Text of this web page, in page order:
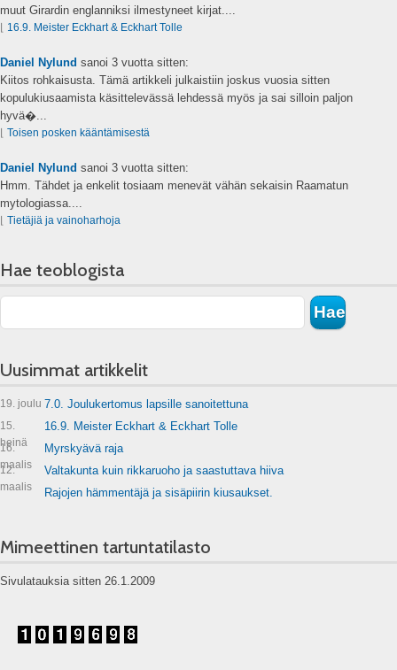
muut Girardin englanniksi ilmestyneet kirjat....
⌊ 16.9. Meister Eckhart & Eckhart Tolle
Daniel Nylund sanoi 3 vuotta sitten:
Kiitos rohkaisusta. Tämä artikkeli julkaistiin joskus vuosia sitten
kopulukiusaamista käsittelevässä lehdessä myös ja sai silloin paljon
hyvä�...
⌊ Toisen posken kääntämisestä
Daniel Nylund sanoi 3 vuotta sitten:
Hmm. Tähdet ja enkelit tosiaam menevät vähän sekaisin Raamatun
mytologiassa....
⌊ Tietäjiä ja vainoharhoja
Hae teoblogista
Uusimmat artikkelit
19. joulu 7.0. Joulukertomus lapsille sanoitettuna
15.
heinä
16.9. Meister Eckhart & Eckhart Tolle
16.
maalis
Myrskyävä raja
12.
maalis
Valtakunta kuin rikkaruoho ja saastuttava hiiva
Rajojen hämmentäjä ja sisäpiirin kiusaukset.
Mimeettinen tartuntatilasto
Sivulatauksia sitten 26.1.2009